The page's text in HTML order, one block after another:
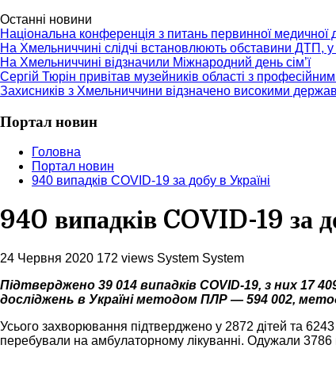
Останні новини
Національна конференція з питань первинної медичної
На Хмельниччині слідчі встановлюють обставини ДТП,
На Хмельниччині відзначили Міжнародний день сім’ї
Сергій Тюрін привітав музейників області з
Захисників з Хмельниччини відзначено високими
Портал новин
Головна
Портал новин
940 випадків COVID-19 за добу в Україні
940 випадків COVID-19 за
24 Червня 2020 172 views System System
Підтверджено 39 014 випадків COVID-19, з них 17
досліджень в Україні методом ПЛР — 594 002,
Усього захворювання підтверджено у 2872 дітей та
перебували на амбулаторному лікуванні. Одужали 3786